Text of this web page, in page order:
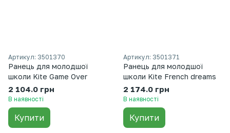
Артикул: 3501370
Ранець для молодшої
школи Kite Game Over
2 104.0 грн
В наявності
Купити
Артикул: 3501371
Ранець для молодшої
школи Kite French dreams
2 174.0 грн
В наявності
Купити